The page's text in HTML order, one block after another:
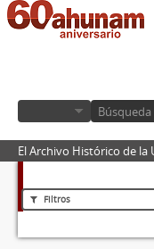
El Archivo Histórico de la
Filtros